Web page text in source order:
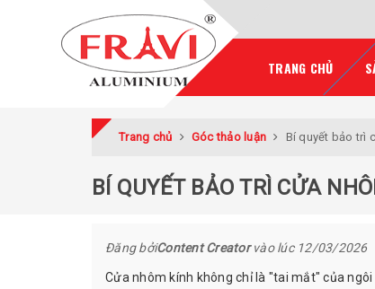
TRANG CHỦ
Trang chủ Góc thảo luận Bí quyết bảo trì
BÍ QUYẾT BẢO TRÌ CỬA
Đăng bởiContent Creator vào lúc12/03/2026
Cửa nhôm kính không chỉ là "tai mắt" của